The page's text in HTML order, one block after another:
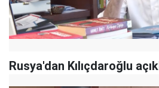
Rusya'dan Kılıçdaroğlu